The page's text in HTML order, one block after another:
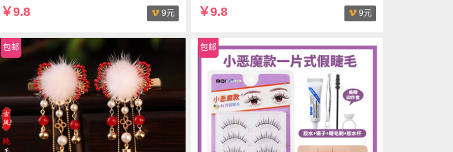
￥9.8 9元 ￥9.8 9元
包邮 包邮